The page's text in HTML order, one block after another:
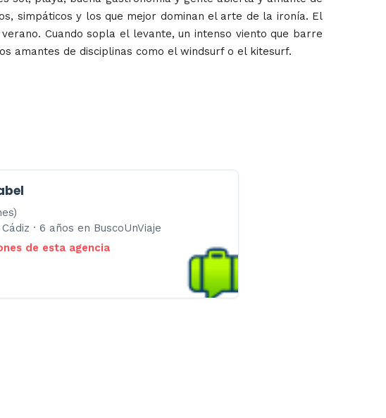
simpáticos y los que mejor dominan el arte de la ironía. El
Cuando sopla el levante, un intenso viento que barre
amantes de disciplinas como el windsurf o el kitesurf.
· 6 años en BuscoUnViaje
de esta agencia